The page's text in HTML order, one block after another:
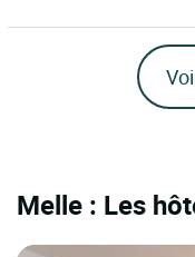
Melle : Les